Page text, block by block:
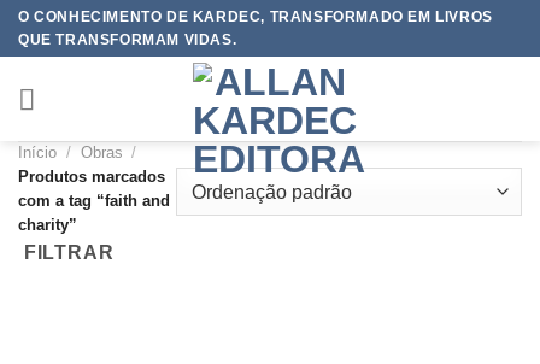
SkipO CONHECIMENTO DE KARDEC, TRANSFORMADO EM LIVROS
QUE TRANSFORMAM VIDAS.
Início / Obras /
Produtos marcados
com a tag “faith and
charity”
FILTRAR